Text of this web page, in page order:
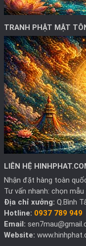
TRANH PHẬT MẬT
LIÊN HỆ
Nhận đặt hàng toàn
Tư vấn nhanh: chọn
Địa chỉ xưởng: Q.Bình
Hotline: 0937 789 949
Email:
Website: